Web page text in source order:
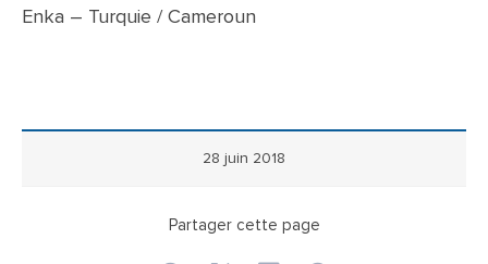
Enka – Turquie / Cameroun
28 juin 2018
Partager cette page